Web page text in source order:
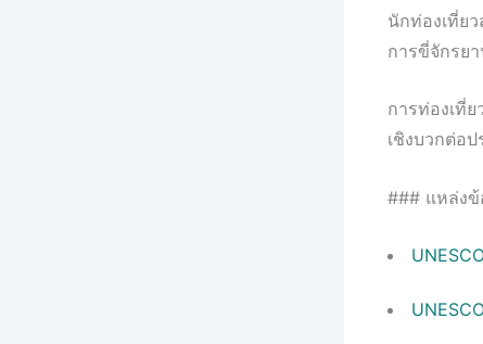
นักท่องเที่ย
การขี่จักรย
การท่องเที่
เชิงบวกต่อ
### แหล่ง